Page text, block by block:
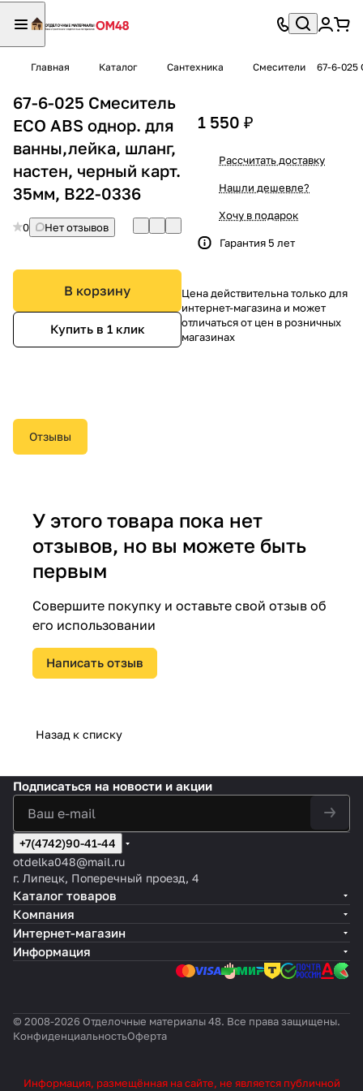
Главная Каталог Сантехника Смесители 67-6-025
67-6-025 Смеситель
ECO ABS однор. для
ванны,лейка, шланг,
настен, черный карт.
35мм, B22-0336
0 Нет отзывов
В корзину
Купить в 1 клик
1 550 ₽
Рассчитать доставку
Нашли дешевле?
Хочу в подарок
Гарантия 5 лет
Цена действительна только для
интернет-магазина и может
отличаться от цен в розничных
магазинах
Отзывы
У этого товара пока нет
отзывов, но вы можете быть
первым
Совершите покупку и оставьте свой отзыв об
его использовании
Написать отзыв
Назад к списку
Подписаться на новости и акции
+7(4742)90-41-44
otdelka048@mail.ru
г. Липецк, Поперечный проезд, 4
Каталог товаров
Компания
Интернет-магазин
Информация
© 2008-2026 Отделочные материалы 48. Все права защищены.
КонфиденциальностьОферта
Информация, размещённая на сайте, не является публичной